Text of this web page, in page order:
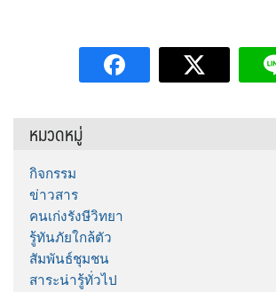
หมวดหมู่
กิจกรรม
ข่าวสาร
คนเก่งรังษีวิทยา
รู้ทันภัยใกล้ตัว
สัมพันธ์ชุมชน
สาระน่ารู้ทั่วไป